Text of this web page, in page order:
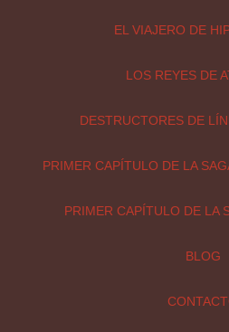
EL VIAJERO DE
LOS REYES DE
DESTRUCTORES DE
PRIMER CAPÍTULO DE LA
PRIMER CAPÍTULO DE LA
BLOG